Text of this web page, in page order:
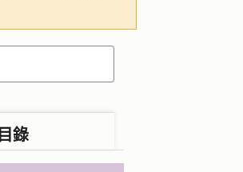
目錄